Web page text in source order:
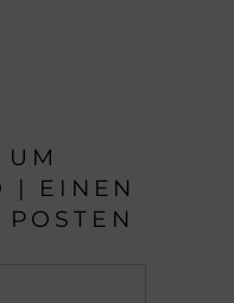
UM
| EINEN